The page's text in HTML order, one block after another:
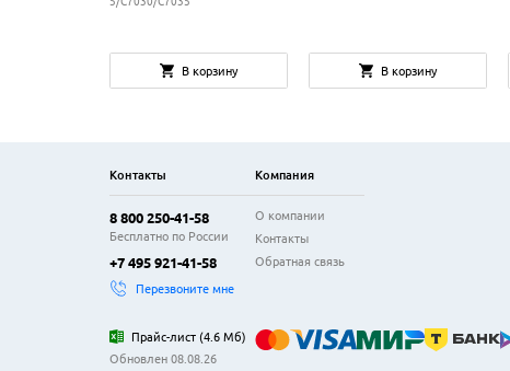
В корзину В корзину
Контакты
8 800 250-41-58
Бесплатно по России
+7 495 921-41-58
Перезвоните мне
Прайс-лист(4.6 Мб)
Обновлен 08.08.26
Компания
О компании
Контакты
Обратная связь